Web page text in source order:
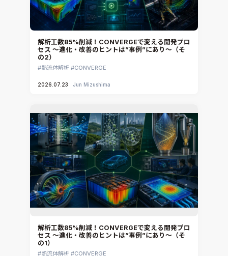
DEMITASNX
Simcenter 3D Acoustics
Rocky
CATIA V5 Analysis
3DEXPERIENCE SIMULIA
ennovaCFD
MpCCI
Ansys Granta MI
Ansys Granta Selector
解析工数85%削減！CONVERGEで変える開発プロ
セス ～進化・改善のヒントは”事例”にあり～（そ
の2）
熱流体解析 CONVERGE
2026.07.23 Jun Mizushima
解析工数85%削減！CONVERGEで変える開発プロ
セス ～進化・改善のヒントは”事例”にあり～（そ
の1）
熱流体解析 CONVERGE